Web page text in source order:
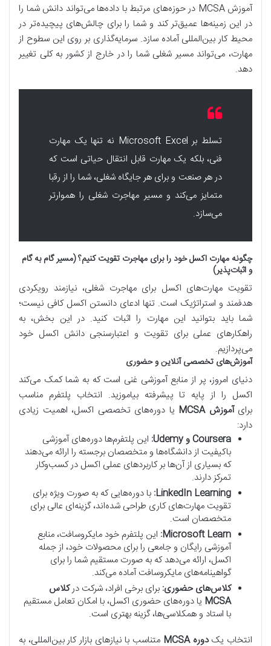
آموزش MCSA در حوزه‌های مرتبط با داده‌ها می‌تواند دانش شما را
در این زمینه‌ها عمیق‌تر کند و شما را برای چالش‌های پیچیده‌تر در
محیط کار بین‌المللی آماده سازد. سرمایه‌گذاری بر روی این سطوح از
مهارت، می‌تواند مسیر شغلی شما را در خارج از کشور به کلی تغییر
دهد.
تسلط بر Microsoft Excel نه تنها یک مهارت
فنی، بلکه یک مهارت قابل انتقال حیاتی است که
در هر صنعت و برای هر جایگاه شغلی، شما را از رقبا
متمایز می‌کند و مسیر مهاجرت شغلی را هموارتر
می‌سازد.
چگونه مهارت اکسل خود را برای مهاجرت تقویت کنیم؟ (مسیر گام به گام
و اثبات‌پذیر)
تقویت مهارت‌های اکسل برای مهاجرت شغلی، نیازمند رویکردی
هدفمند و استراتژیک است. تنها ادعای دانستن اکسل کافی نیست؛
شما باید بتوانید این مهارت را اثبات کنید. در این بخش، به
راهکارهای عملی برای تقویت و اعتبارسنجی دانش اکسل خود
می‌پردازیم.
آموزش‌های تخصصی آنلاین و حضوری
دنیای امروز، پر از منابع آموزشی غنی است که به شما کمک می‌کند
اکسل را از پایه تا پیشرفته بیاموزید. انتخاب پلتفرم مناسب
برای آموزش MCSA
یا دوره‌های تخصصی اکسل، اهمیت زیادی
دارد:
Coursera و Udemy:
این پلتفرم‌ها دوره‌های آموزشی
باکیفیت از دانشگاه‌ها و متخصصان برجسته را ارائه می‌دهند
که بسیاری از آن‌ها بر کاربردهای عملی اکسل در کسب‌وکار
تمرکز دارند.
LinkedIn Learning: با دوره‌هایی که به صورت ویژه برای
تقویت مهارت‌های کاری طراحی شده‌اند، گزینه‌ای عالی برای
متخصصان است.
Microsoft Learn: این پلتفرم خود مایکروسافت، منابع
آموزشی رایگان و جامعی را برای محصولات خود، از جمله
اکسل، ارائه می‌دهد که به صورت مستقیم شما را برای
گواهینامه‌های مایکروسافت آماده می‌کند.
کلاس‌های حضوری: برای برخی افراد، شرکت درکلاس
MCSA یا دوره‌های حضوری اکسل، با امکان تعامل مستقیم
با استاد و همکلاسی‌ها، گزینه بهتری است.
انتخاب یک دوره MCSA متناسب با نیازهای بازار کار بین‌المللی، به